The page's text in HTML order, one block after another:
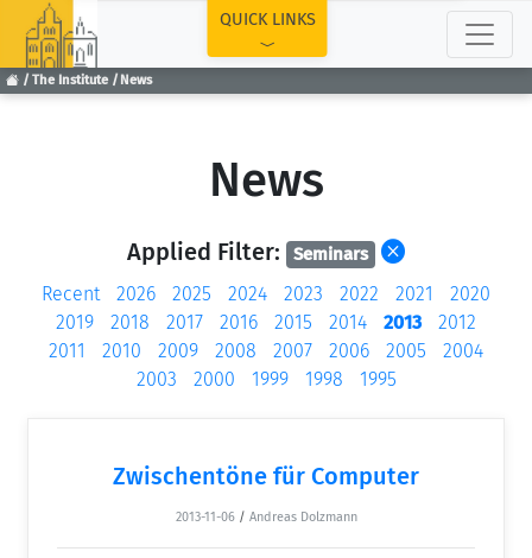
The Institute News
QUICK LINKS
News
Applied Filter: Seminars
Recent 2026 2025 2024 2023 2022 2021
2020
2019
2018 2017 2016 2015 2014 2013
2012
2011
2010 2009 2008 2007 2006 2005
2004
2003
2000 1999 1998 1995
Zwischentöne für Computer
2013-11-06 / Andreas Dolzmann